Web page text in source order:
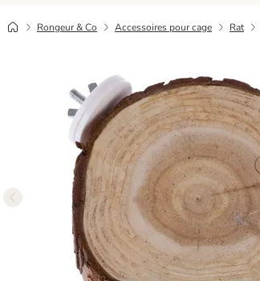
Rongeur & Co Accessoires pour cage Rat